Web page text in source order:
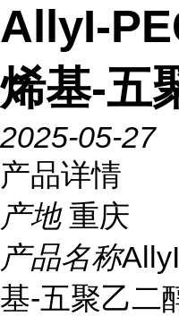
AllyI-
烯基-五
2025-05-27
产品详情
产地 重庆
产品名称
基-五聚乙二